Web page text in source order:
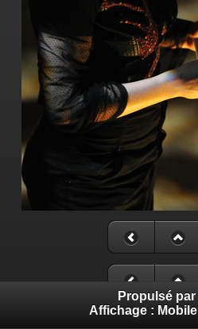
Propulsé par
Affichage : Mobile